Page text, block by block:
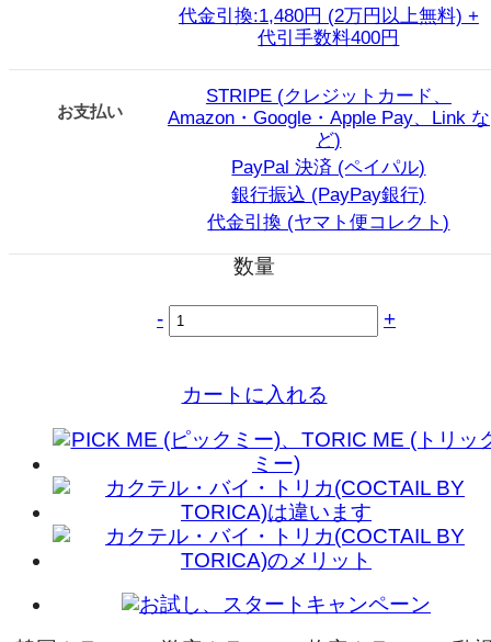
代金引換:1,480円 (2万円以上無料) +
代引手数料400円
お支払い
STRIPE (クレジットカード、
Amazon・Google・Apple Pay、Link な
ど)
PayPal 決済 (ペイパル)
銀行振込 (PayPay銀行)
代金引換 (ヤマト便コレクト)
数量
- +
カートに入れる